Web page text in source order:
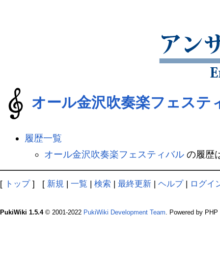
オール金沢吹奏楽フェステ
履歴一覧
オール金沢吹奏楽フェスティバルの履歴
[ トップ] [ 新規 | 一覧 | 検索 | 最終更新 | ヘルプ| ログイ
PukiWiki 1.5.4© 2001-2022 PukiWiki Development Team . Powered by